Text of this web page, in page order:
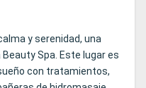
y serenidad, una
Spa. Este lugar es
con tratamientos,